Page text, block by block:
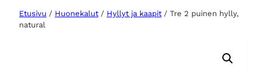
Etusivu / Huonekalut / Hyllyt ja kaapit / Tre 2 puinen hylly,
natural